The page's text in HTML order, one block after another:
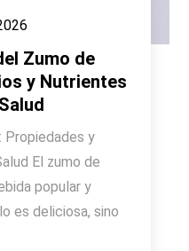
Zumo de
y Nutrientes
Propiedades y
El zumo de
popular y
es deliciosa, sino